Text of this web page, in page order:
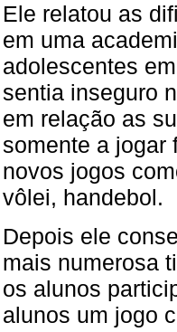
Ele relatou as
em uma
adolescentes
sentia inseguro
em relação as
somente a jogar
novos jogos
vôlei, handebol.
Depois ele
mais numerosa
os alunos
alunos um jogo